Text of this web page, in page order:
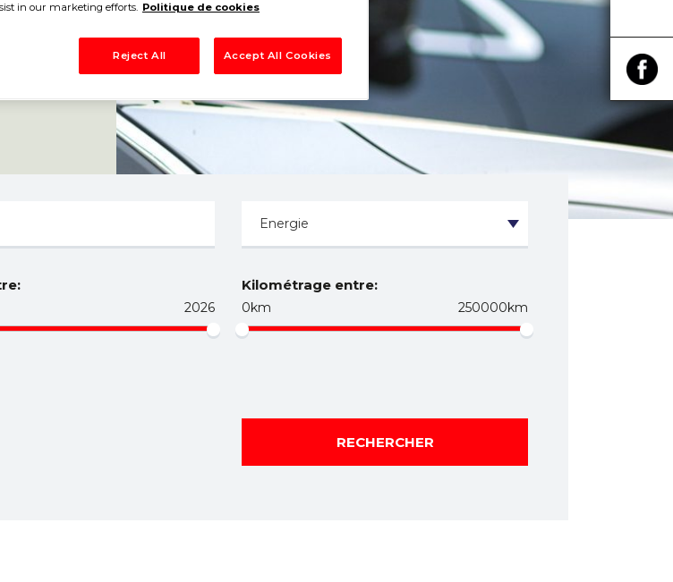
2026
Kilométrage entre:
0km 250000km
RECHERCHER
in our marketing efforts. Politique de cookies
Reject All Accept All Cookies